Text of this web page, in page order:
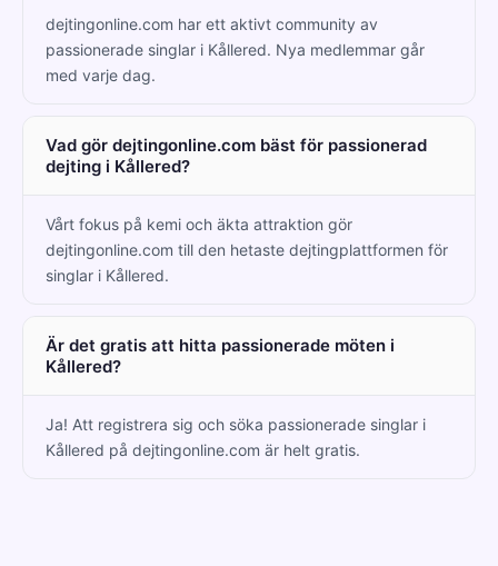
dejtingonline.com har ett aktivt community av
passionerade singlar i Kållered. Nya medlemmar går
med varje dag.
Vad gör dejtingonline.com bäst för passionerad
dejting i Kållered?
Vårt fokus på kemi och äkta attraktion gör
dejtingonline.com till den hetaste dejtingplattformen för
singlar i Kållered.
Är det gratis att hitta passionerade möten i
Kållered?
Ja! Att registrera sig och söka passionerade singlar i
Kållered på dejtingonline.com är helt gratis.